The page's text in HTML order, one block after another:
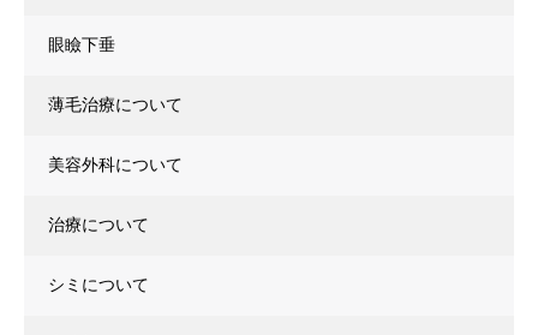
眼瞼下垂
薄毛治療について
美容外科について
治療について
シミについて